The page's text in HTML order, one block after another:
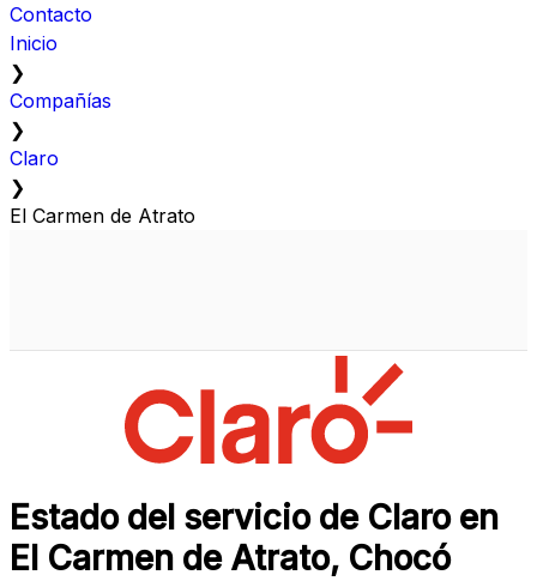
Contacto
Inicio
❯
Compañías
❯
Claro
❯
El Carmen de Atrato
Estado del servicio de Claro en
El Carmen de Atrato, Chocó